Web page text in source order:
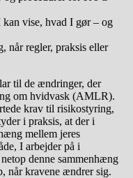
kan vise, hvad I gør – og
når regler, praksis eller
til de ændringer, der
om hvidvask (AMLR).
krav til risikostyring,
i praksis, at der i
mellem jeres
I arbejder på i
denne sammenhæng
når kravene ændrer sig.